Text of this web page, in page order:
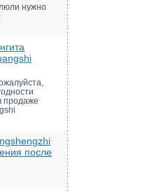
нужно
продаже
после